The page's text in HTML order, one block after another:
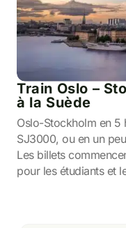
Train Oslo –
à la Suède
Oslo-Stockholm en 5
SJ3000, ou en un
Les billets
pour les étudiants et